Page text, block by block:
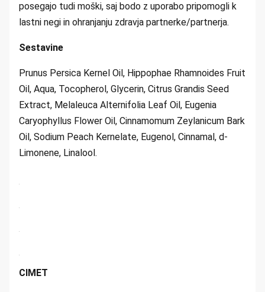
posegajo tudi moški, saj bodo z uporabo pripomogli k
lastni negi in ohranjanju zdravja partnerke/partnerja.
Sestavine
Prunus Persica Kernel Oil, Hippophae Rhamnoides Fruit
Oil, Aqua, Tocopherol, Glycerin, Citrus Grandis Seed
Extract, Melaleuca Alternifolia Leaf Oil, Eugenia
Caryophyllus Flower Oil, Cinnamomum Zeylanicum Bark
Oil, Sodium Peach Kernelate, Eugenol, Cinnamal, d-
Limonene, Linalool.
CIMET